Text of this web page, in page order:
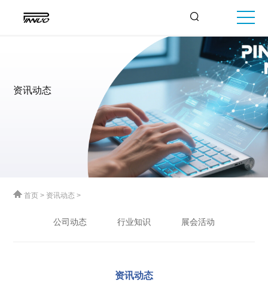
资讯动态
首页> 资讯动态 >
公司动态 行业知识 展会活动
资讯动态